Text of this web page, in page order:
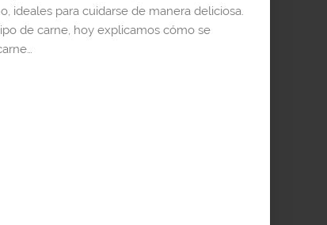
ideales para cuidarse de manera deliciosa.
de carne, hoy explicamos cómo se